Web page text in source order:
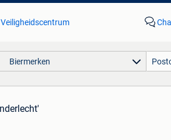
Veiligheidscentrum
Biermerken